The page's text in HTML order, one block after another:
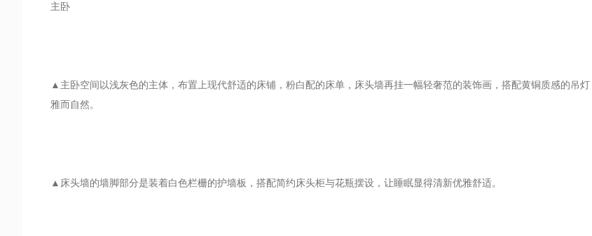
主卧
▲主卧空间以浅灰色的主体，布置上现代舒适的床铺，粉白配的床单，床头墙再挂一幅轻奢范的装饰画，搭配黄铜质感的吊
雅而自然。
▲床头墙的墙脚部分是装着白色栏栅的护墙板，搭配简约床头柜与花瓶摆设，让睡眠显得清新优雅舒适。